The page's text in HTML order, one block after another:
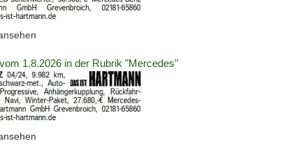
(ID:
1.8.2026 in der Rubrik "Mercedes"
(ID: